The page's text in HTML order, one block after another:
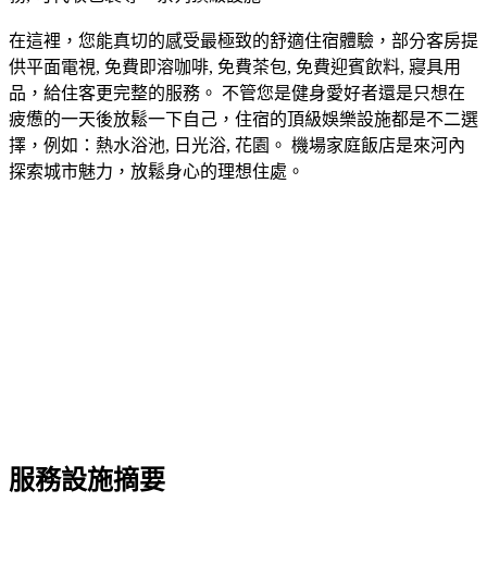
在這裡，您能真切的感受最極致的舒適住宿體驗，部分客房提
供平面電視, 免費即溶咖啡, 免費茶包, 免費迎賓飲料, 寢具用
品，給住客更完整的服務。 不管您是健身愛好者還是只想在
疲憊的一天後放鬆一下自己，住宿的頂級娛樂設施都是不二選
擇，例如：熱水浴池, 日光浴, 花園。 機場家庭飯店是來河內
探索城市魅力，放鬆身心的理想住處。
服務設施摘要